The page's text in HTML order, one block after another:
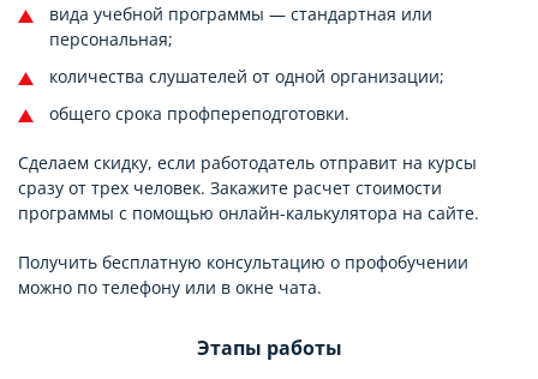
вида учебной программы — стандартная или
персональная;
количества слушателей от одной организации;
общего срока профпереподготовки.
Сделаем скидку, если работодатель отправит на курсы
сразу от трех человек. Закажите расчет стоимости
программы с помощью онлайн-калькулятора на сайте.
Получить бесплатную консультацию о профобучении
можно по телефону или в окне чата.
Этапы работы